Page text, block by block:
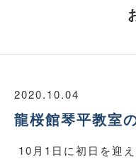
2020.10.04
龍桜館琴平教室
10月1日に初日を迎